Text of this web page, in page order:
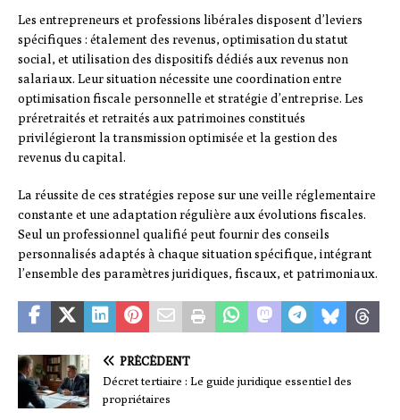
Les entrepreneurs et professions libérales disposent d’leviers
spécifiques : étalement des revenus, optimisation du statut
social, et utilisation des dispositifs dédiés aux revenus non
salariaux. Leur situation nécessite une coordination entre
optimisation fiscale personnelle et stratégie d’entreprise. Les
préretraités et retraités aux patrimoines constitués
privilégieront la transmission optimisée et la gestion des
revenus du capital.
La réussite de ces stratégies repose sur une veille réglementaire
constante et une adaptation régulière aux évolutions fiscales.
Seul un professionnel qualifié peut fournir des conseils
personnalisés adaptés à chaque situation spécifique, intégrant
l’ensemble des paramètres juridiques, fiscaux, et patrimoniaux.
PRÉCÉDENT
Décret tertiaire : Le guide juridique essentiel des
propriétaires